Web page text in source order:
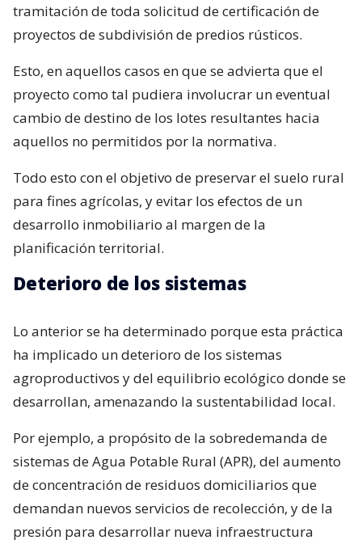
tramitación de toda solicitud de certificación de
proyectos de subdivisión de predios rústicos.
Esto, en aquellos casos en que se advierta que el
proyecto como tal pudiera involucrar un eventual
cambio de destino de los lotes resultantes hacia
aquellos no permitidos por la normativa.
Todo esto con el objetivo de preservar el suelo rural
para fines agrícolas, y evitar los efectos de un
desarrollo inmobiliario al margen de la
planificación territorial.
Deterioro de los sistemas
Lo anterior se ha determinado porque esta práctica
ha implicado un deterioro de los sistemas
agroproductivos y del equilibrio ecológico donde se
desarrollan, amenazando la sustentabilidad local.
Por ejemplo, a propósito de la sobredemanda de
sistemas de Agua Potable Rural (APR), del aumento
de concentración de residuos domiciliarios que
demandan nuevos servicios de recolección, y de la
presión para desarrollar nueva infraestructura